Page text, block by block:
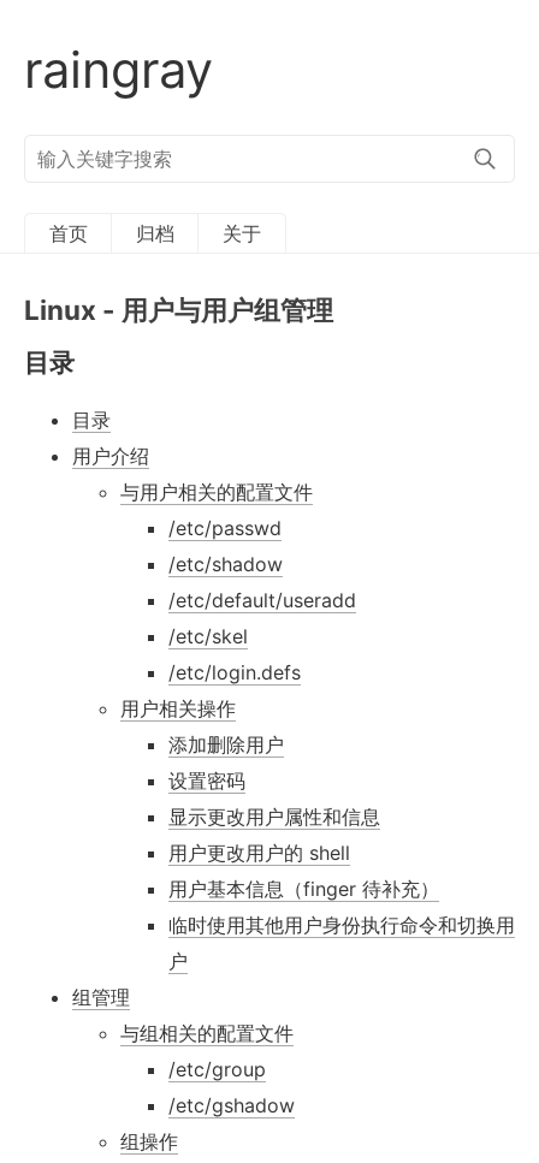
raingray
搜
索
首页 归档 关于
Linux - 用户与用户组管理
目录
目录
用户介绍
与用户相关的配置文件
/etc/passwd
/etc/shadow
/etc/default/useradd
/etc/skel
/etc/login.defs
用户相关操作
添加删除用户
设置密码
显示更改用户属性和信息
用户更改用户的 shell
用户基本信息（finger 待补充）
临时使用其他用户身份执行命令和切换用
户
组管理
与组相关的配置文件
/etc/group
/etc/gshadow
组操作